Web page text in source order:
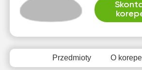
Przedmioty O
6
7
8
9
10:00 10:00
Brak